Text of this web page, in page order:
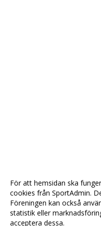
För att hemsidan ska
cookies från SportAdmin.
Föreningen kan också
statistik eller
acceptera dessa.